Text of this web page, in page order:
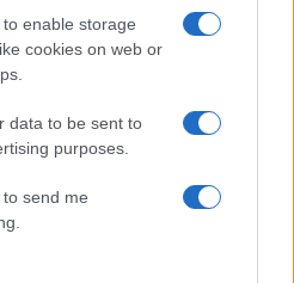
enable storage
cookies on web or
data to be sent to
purposes.
send me